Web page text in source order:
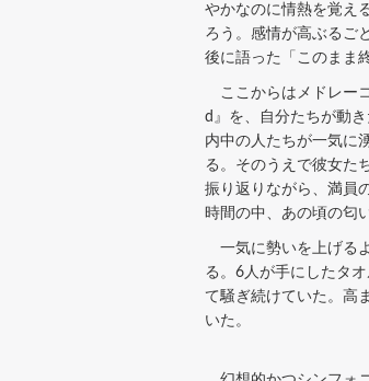
やかなのに情熱を覚え
ろう。感情が高ぶるご
後に語った「このまま
ここからはメドレー
d』を、自分たちが動
内中の人たちが一気に
る。そのうえで彼女た
振り返りながら、満員
時間の中、あの頃の匂
一気に勢いを上げる
る。6人が手にしたタ
て騒ぎ続けていた。高
いた。